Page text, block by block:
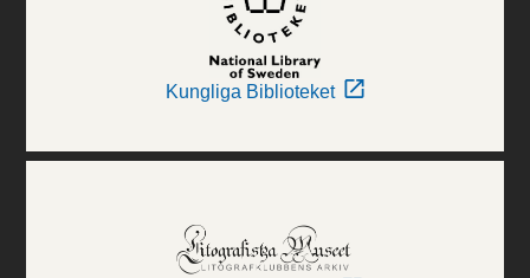
Kungliga Biblioteket